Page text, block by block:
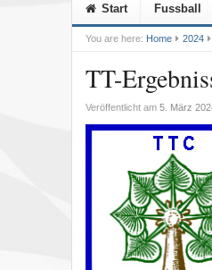
Start Fussball
You are here: Home 2024
TT-
Veröffentlicht am 5. März